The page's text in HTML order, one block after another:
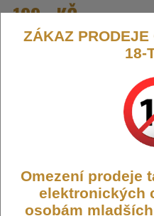
199,- KČ
DO KOŠÍKU
Příchuť
Raspberry
Imperia – kvalitní příchutě pro
ZÁKAZ
18-
Omezení prodeje
elektronických
osobám